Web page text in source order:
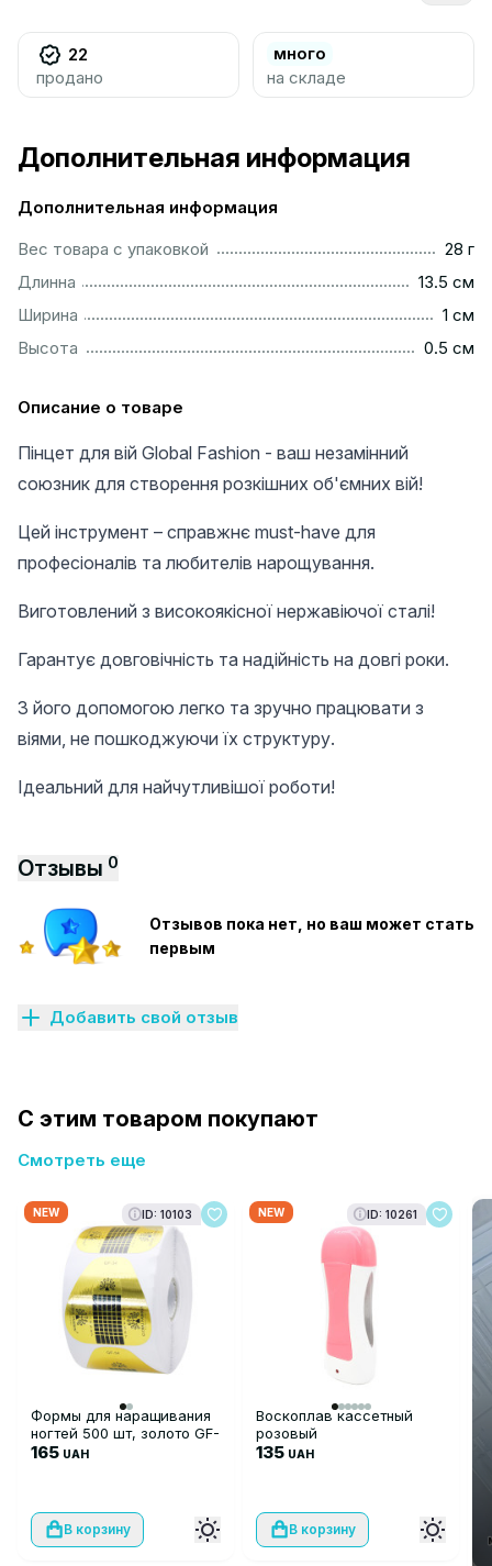
22
продано
много
на складе
Дополнительная информация
Дополнительная информация
Вес товара с упаковкой
28 г
Длинна
13.5 см
Ширина
1 см
Высота
0.5 см
Описание о товаре
Пінцет для вій Global Fashion - ваш незамінний
союзник для створення розкішних об'ємних вій!
Цей інструмент – справжнє must-have для
професіоналів та любителів нарощування.
Виготовлений з високоякісної нержавіючої сталі!
Гарантує довговічність та надійність на довгі роки.
З його допомогою легко та зручно працювати з
віями, не пошкоджуючи їх структуру.
Ідеальний для найчутливішої роботи!
Отзывы 0
Отзывов пока нет, но ваш может стать
первым
Добавить свой отзыв
С этим товаром покупают
Смотреть еще
NEW ID: 10103
Формы для наращивания
ногтей 500 шт, золото GF-
34
165 UAH
В корзину
NEW ID: 10261
Воскоплав кассетный
розовый
135 UAH
В корзину